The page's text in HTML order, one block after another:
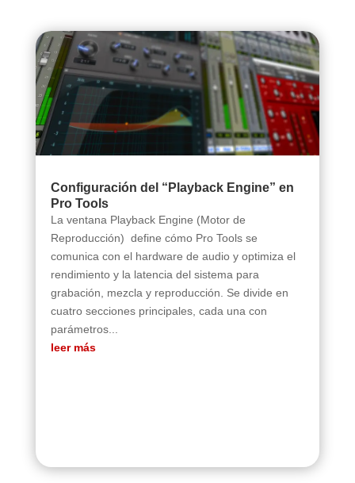
Configuración del “Playback Engine” en
Pro Tools
La ventana Playback Engine (Motor de
Reproducción) define cómo Pro Tools se
comunica con el hardware de audio y optimiza el
rendimiento y la latencia del sistema para
grabación, mezcla y reproducción. Se divide en
cuatro secciones principales, cada una con
parámetros...
leer más